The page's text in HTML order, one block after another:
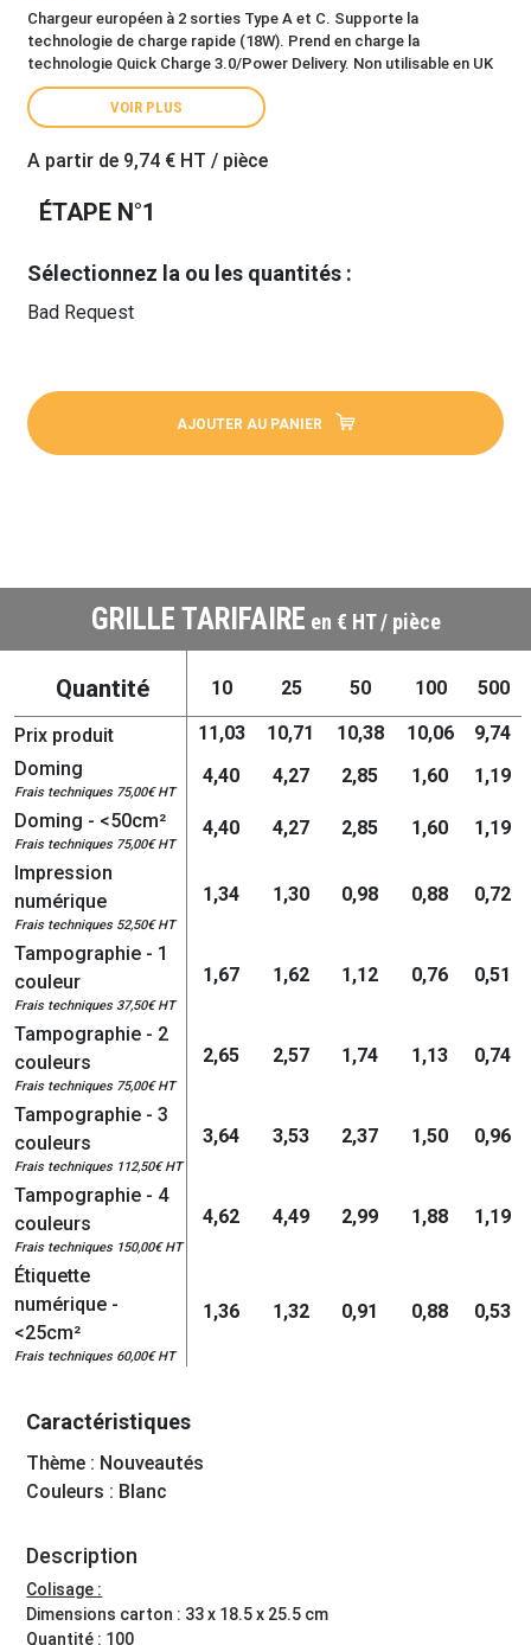
Chargeur européen à 2 sorties Type A et C. Supporte la
technologie de charge rapide (18W). Prend en charge la
technologie Quick Charge 3.0/Power Delivery. Non utilisable en UK
VOIR PLUS
A partir de 9,74 € HT / pièce
ÉTAPE N°1
Sélectionnez la ou les quantités :
Bad Request
AJOUTER AU PANIER
GRILLE TARIFAIRE en € HT / pièce
Quantité 10 25 50 100 500
Prix produit 11,03 10,71 10,38 10,06
9,74
Doming
Frais techniques 75,00€ HT
4,40 4,27 2,85 1,60
1,19
Doming - <50cm²
Frais techniques 75,00€ HT
4,40 4,27 2,85 1,60
1,19
Impression
numérique
Frais techniques 52,50€ HT
1,34 1,30 0,98 0,88 0,72
Tampographie - 1
couleur
Frais techniques 37,50€ HT
1,67 1,62 1,12 0,76 0,51
Tampographie - 2
couleurs
Frais techniques 75,00€ HT
2,65 2,57 1,74 1,13 0,74
Tampographie - 3
couleurs
Frais techniques 112,50€ HT
3,64 3,53 2,37 1,50 0,96
Tampographie - 4
couleurs
Frais techniques 150,00€ HT
4,62 4,49 2,99 1,88 1,19
Étiquette
numérique -
<25cm²
Frais techniques 60,00€ HT
1,36 1,32 0,91 0,88 0,53
Caractéristiques
Thème : Nouveautés
Couleurs : Blanc
Description
Colisage :
Dimensions carton : 33 x 18.5 x 25.5 cm
Quantité : 100